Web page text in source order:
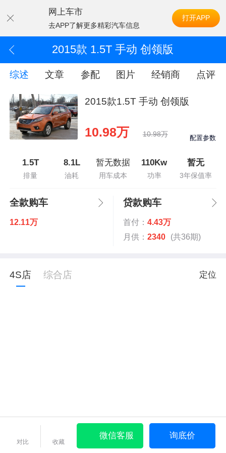
网上车市
去APP了解更多精彩汽车信息
打开APP
2015款 1.5T 手动 创领版
综述 文章 参配 图片 经销商 点评
2015款1.5T 手动 创领版
10.98万 10.98万 配置参数
1.5T
排量
8.1L
油耗
暂无数据
用车成本
110Kw
功率
暂无
3年保值率
全款购车
12.11万
贷款购车
首付： 4.43万
月供： 2340 (共36期)
4S店 综合店 定位
对比 收藏
微信客服 询底价